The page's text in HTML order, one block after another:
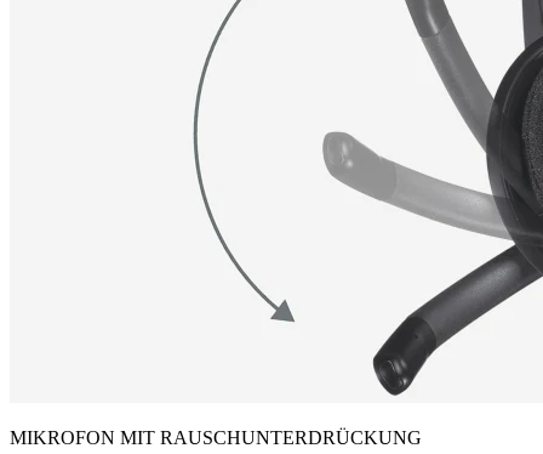
MIKROFON MIT RAUSCHUNTERDRÜCKUNG